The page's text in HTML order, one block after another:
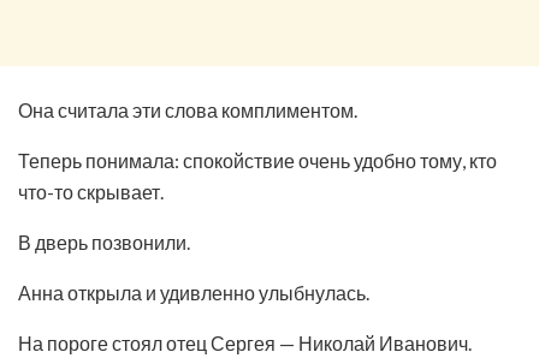
Она считала эти слова комплиментом.
Теперь понимала: спокойствие очень удобно тому, кто
что-то скрывает.
В дверь позвонили.
Анна открыла и удивленно улыбнулась.
На пороге стоял отец Сергея — Николай Иванович.